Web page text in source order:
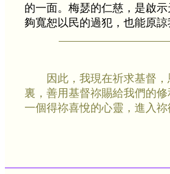
的一面。梅瑟的仁慈，是啟
夠寬恕以民的過犯，也能原
因此，我現在祈求基督
裏，善用基督祢賜給我們的
一個得祢喜悅的心靈，進入祢